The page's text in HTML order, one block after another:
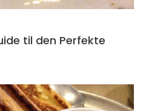
til den Perfekte